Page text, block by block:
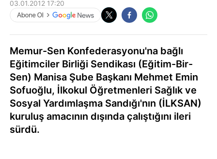
03.01.2012 17:20
Memur-Sen Konfederasyonu'na bağlı
Eğitimciler Birliği Sendikası (Eğitim-Bir-
Sen) Manisa Şube Başkanı Mehmet Emin
Sofuoğlu, İlkokul Öğretmenleri Sağlık ve
Sosyal Yardımlaşma Sandığı'nın (İLKSAN)
kuruluş amacının dışında çalıştığını ileri
sürdü.